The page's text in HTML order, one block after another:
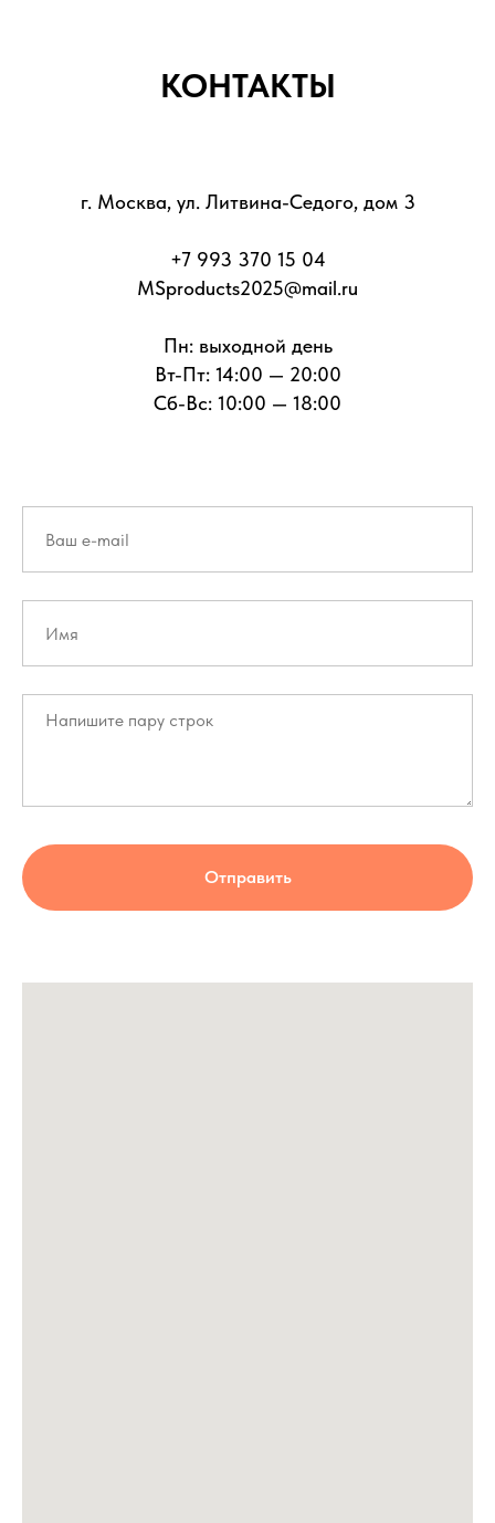
КОНТАКТЫ
г. Москва, ул. Литвина-Седого, дом 3
+7 993 370 15 04
MSproducts2025@mail.ru
Пн: выходной день
Вт-Пт: 14:00 — 20:00
Сб-Вс: 10:00 — 18:00
Отправить